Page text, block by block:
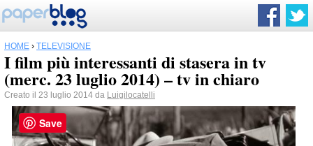
HOME › TELEVISIONE
I film più interessanti di stasera in tv
(merc. 23 luglio 2014) – tv in chiaro
Creato il 23 luglio 2014 da Luigilocatelli
Save